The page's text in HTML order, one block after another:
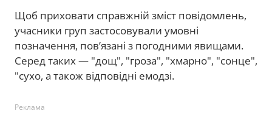
Щоб приховати справжній зміст повідомлень,
учасники груп застосовували умовні
позначення, пов’язані з погодними явищами.
Серед таких — "дощ", "гроза", "хмарно", "сонце",
"сухо, а також відповідні емодзі.
Реклама